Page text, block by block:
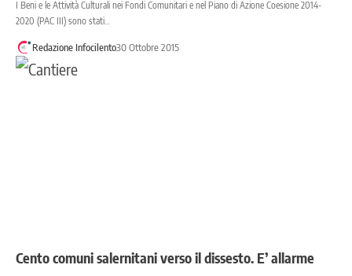
I Beni e le Attività Culturali nei Fondi Comunitari e nel Piano di Azione Coesione 2014-
2020 (PAC III) sono stati…
Redazione Infocilento30 Ottobre 2015
Cento comuni salernitani verso il dissesto. E’ allarme